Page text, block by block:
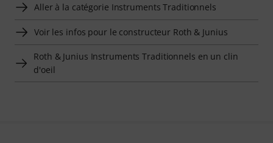
Aller à la catégorie Instruments Traditionnels
Voir les infos pour le constructeur Roth & Junius
Roth & Junius Instruments Traditionnels en un clin
d'oeil